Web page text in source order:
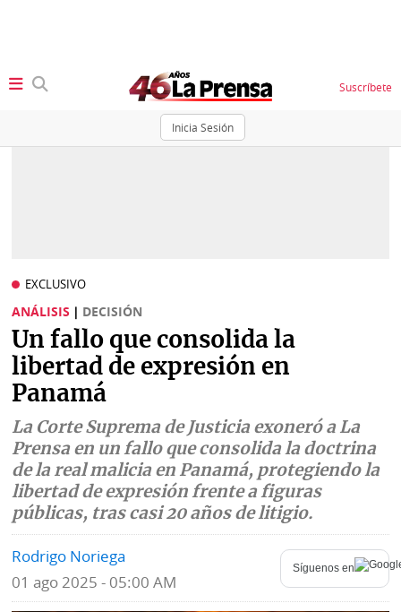
Inicia Sesión
Suscríbete
Sociedad
Judiciales
Política
Economía
Mundo
Deportes
Tecnología
Ponle
la
Firma
K
Vivir+
Blogs
Fotografías
Videos
de
erratas
EXCLUSIVO
ANÁLISIS | DECISIÓN
Un fallo que consolida la
libertad de expresión en
Panamá
La Corte Suprema de Justicia exoneró a La
Prensa en un fallo que consolida la doctrina
de la real malicia en Panamá, protegiendo la
libertad de expresión frente a figuras
públicas, tras casi 20 años de litigio.
Rodrigo Noriega
01 ago 2025 - 05:00 AM
Síguenos en